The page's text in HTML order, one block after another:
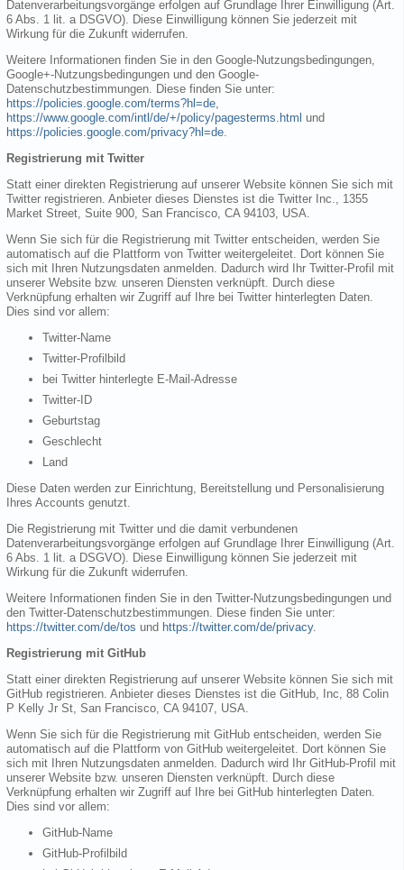
Datenverarbeitungsvorgänge erfolgen auf Grundlage Ihrer Einwilligung (Art.
6 Abs. 1 lit. a DSGVO). Diese Einwilligung können Sie jederzeit mit
Wirkung für die Zukunft widerrufen.
Weitere Informationen finden Sie in den Google-Nutzungsbedingungen,
Google+-Nutzungsbedingungen und den Google-
Datenschutzbestimmungen. Diese finden Sie unter:
https://policies.google.com/terms?hl=de,
https://www.google.com/intl/de/+/policy/pagesterms.html und
https://policies.google.com/privacy?hl=de.
Registrierung mit Twitter
Statt einer direkten Registrierung auf unserer Website können Sie sich mit
Twitter registrieren. Anbieter dieses Dienstes ist die Twitter Inc., 1355
Market Street, Suite 900, San Francisco, CA 94103, USA.
Wenn Sie sich für die Registrierung mit Twitter entscheiden, werden Sie
automatisch auf die Plattform von Twitter weitergeleitet. Dort können Sie
sich mit Ihren Nutzungsdaten anmelden. Dadurch wird Ihr Twitter-Profil mit
unserer Website bzw. unseren Diensten verknüpft. Durch diese
Verknüpfung erhalten wir Zugriff auf Ihre bei Twitter hinterlegten Daten.
Dies sind vor allem:
Twitter-Name
Twitter-Profilbild
bei Twitter hinterlegte E-Mail-Adresse
Twitter-ID
Geburtstag
Geschlecht
Land
Diese Daten werden zur Einrichtung, Bereitstellung und Personalisierung
Ihres Accounts genutzt.
Die Registrierung mit Twitter und die damit verbundenen
Datenverarbeitungsvorgänge erfolgen auf Grundlage Ihrer Einwilligung (Art.
6 Abs. 1 lit. a DSGVO). Diese Einwilligung können Sie jederzeit mit
Wirkung für die Zukunft widerrufen.
Weitere Informationen finden Sie in den Twitter-Nutzungsbedingungen und
den Twitter-Datenschutzbestimmungen. Diese finden Sie unter:
https://twitter.com/de/tos und https://twitter.com/de/privacy.
Registrierung mit GitHub
Statt einer direkten Registrierung auf unserer Website können Sie sich mit
GitHub registrieren. Anbieter dieses Dienstes ist die GitHub, Inc, 88 Colin
P Kelly Jr St, San Francisco, CA 94107, USA.
Wenn Sie sich für die Registrierung mit GitHub entscheiden, werden Sie
automatisch auf die Plattform von GitHub weitergeleitet. Dort können Sie
sich mit Ihren Nutzungsdaten anmelden. Dadurch wird Ihr GitHub-Profil mit
unserer Website bzw. unseren Diensten verknüpft. Durch diese
Verknüpfung erhalten wir Zugriff auf Ihre bei GitHub hinterlegten Daten.
Dies sind vor allem:
GitHub-Name
GitHub-Profilbild